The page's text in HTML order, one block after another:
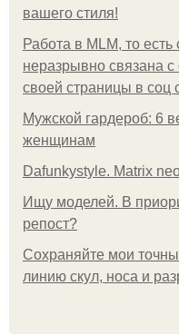
вашего стиля!
Работа в MLM, то
неразрывно связана с
своей страницы в соц
Мужской гардероб: 6
женщинам
Dafunkystyle. Matrix
Ищу моделей. В
репост?
Сохраняйте мои
линию скул, носа и